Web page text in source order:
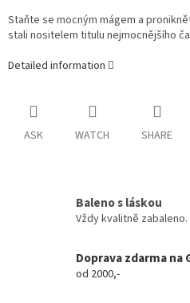
Staňte se mocným mágem a
stali nositelem titulu nejmocnějšího
Detailed information
ASK WATCH SHARE
Baleno s láskou
Vždy kvalitně zabaleno.
Doprava zdarma na
od 2000,-